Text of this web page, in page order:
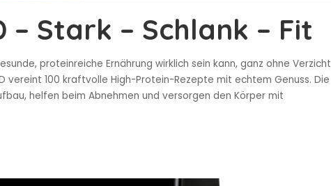
– Stark – Schlank – Fit
proteinreiche Ernährung wirklich sein kann, ganz ohne Verzicht
vereint 100 kraftvolle High-Protein-Rezepte mit echtem Genuss. Die
helfen beim Abnehmen und versorgen den Körper mit